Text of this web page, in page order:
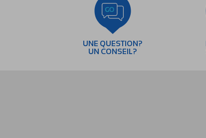
UNE QUESTION?
UN CONSEIL?